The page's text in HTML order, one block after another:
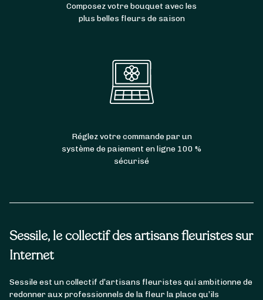
Sessile, le collectif des artisans fleuristes sur
Internet
Sessile est un collectif d’artisans fleuristes qui ambitionne de
redonner aux professionnels de la fleur la place qu’ils
Composez votre bouquet avec les
plus belles fleurs de saison
Réglez votre commande par un
système de paiement en ligne 100 %
sécurisé